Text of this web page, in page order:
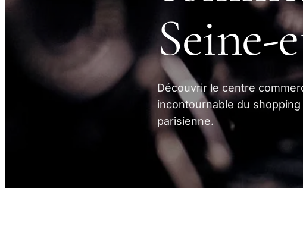
Seine-
Découvrir le centre
incontournable du
parisienne.